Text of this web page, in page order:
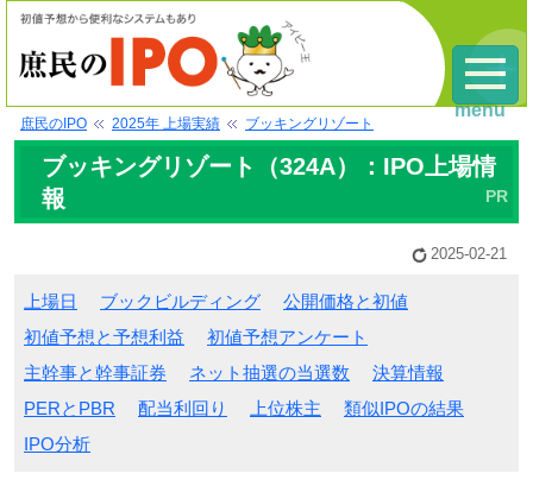
庶民のIPO 2025年 上場実績 ブッキングリゾート
ブッキングリゾート（324A）：IPO上場情
報
2025-02-21
上場日 ブックビルディング
公開価格と初値
初値予想と予想利益
初値予想アンケート
主幹事と幹事証券
ネット抽選の当選数
決算情報
PERとPBR
配当利回り 上位株主
類似IPOの結果
IPO分析
menu